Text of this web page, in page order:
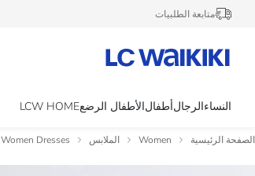
متابعة الطلبيات
النساءالرجالأطفالالأطفال الرضعLCW HOME
الصفحة الرئيسية Women الملابس Women Dresses